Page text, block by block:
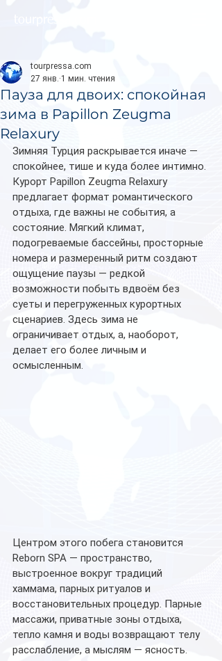
Пауза для двоих: спокойная
зима в Papillon Zeugma
Relaxury
tourpressa.com
27 янв. 1 мин. чтения
Зимняя Турция раскрывается иначе —
спокойнее, тише и куда более интимно.
Курорт Papillon Zeugma Relaxury
предлагает формат романтического
отдыха, где важны не события, а
состояние. Мягкий климат,
подогреваемые бассейны, просторные
номера и размеренный ритм создают
ощущение паузы — редкой
возможности побыть вдвоём без
суеты и перегруженных курортных
сценариев. Здесь зима не
ограничивает отдых, а, наоборот,
делает его более личным и
осмысленным.
Центром этого побега становится
Reborn SPA — пространство,
выстроенное вокруг традиций
хаммама, парных ритуалов и
восстановительных процедур. Парные
массажи, приватные зоны отдыха,
тепло камня и воды возвращают телу
расслабление, а мыслям — ясность.